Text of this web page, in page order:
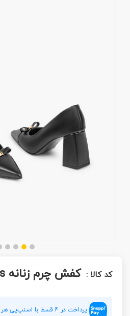
کد کالا : کفش چرم زنانه FL Princess
پرداخت در 4 قسط با اسنپ‌پی هر قسط